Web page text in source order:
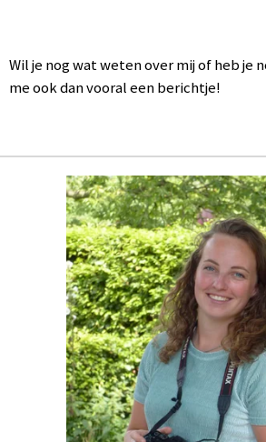
Wil je nog wat weten over mij of heb je
me ook dan vooral een berichtje!